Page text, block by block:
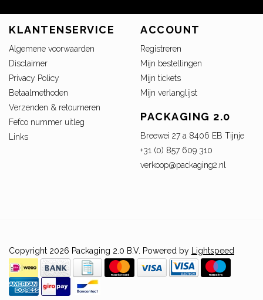
KLANTENSERVICE
Algemene voorwaarden
Disclaimer
Privacy Policy
Betaalmethoden
Verzenden & retourneren
Fefco nummer uitleg
Links
ACCOUNT
Registreren
Mijn bestellingen
Mijn tickets
Mijn verlanglijst
PACKAGING 2.0
Breewei 27 a 8406 EB Tijnje
+31 (0) 857 609 310
verkoop@packaging2.nl
Copyright 2026 Packaging 2.0 B.V. Powered by Lightspeed